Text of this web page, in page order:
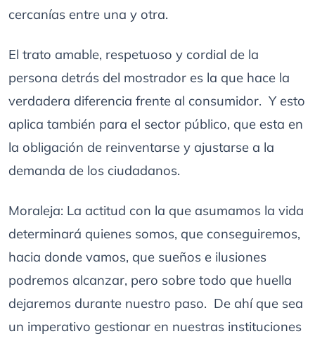
cercanías entre una y otra.
El trato amable, respetuoso y cordial de la
persona detrás del mostrador es la que hace la
verdadera diferencia frente al consumidor. Y esto
aplica también para el sector público, que esta en
la obligación de reinventarse y ajustarse a la
demanda de los ciudadanos.
Moraleja: La actitud con la que asumamos la vida
determinará quienes somos, que conseguiremos,
hacia donde vamos, que sueños e ilusiones
podremos alcanzar, pero sobre todo que huella
dejaremos durante nuestro paso. De ahí que sea
un imperativo gestionar en nuestras instituciones